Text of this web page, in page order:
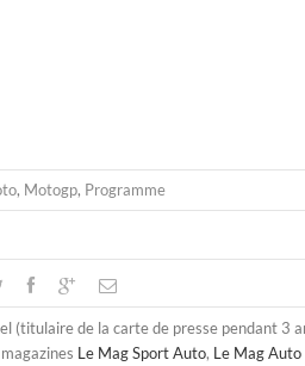
, Motogp, Programme
(titulaire de la carte de presse pendant 3
Le Mag Sport Auto, Le Mag